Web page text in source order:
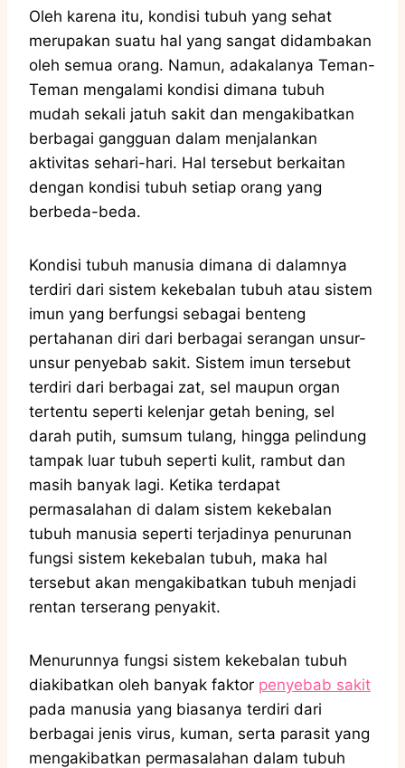
Oleh karena itu, kondisi tubuh yang sehat
merupakan suatu hal yang sangat didambakan
oleh semua orang. Namun, adakalanya Teman-
Teman mengalami kondisi dimana tubuh
mudah sekali jatuh sakit dan mengakibatkan
berbagai gangguan dalam menjalankan
aktivitas sehari-hari. Hal tersebut berkaitan
dengan kondisi tubuh setiap orang yang
berbeda-beda.
Kondisi tubuh manusia dimana di dalamnya
terdiri dari sistem kekebalan tubuh atau sistem
imun yang berfungsi sebagai benteng
pertahanan diri dari berbagai serangan unsur-
unsur penyebab sakit. Sistem imun tersebut
terdiri dari berbagai zat, sel maupun organ
tertentu seperti kelenjar getah bening, sel
darah putih, sumsum tulang, hingga pelindung
tampak luar tubuh seperti kulit, rambut dan
masih banyak lagi. Ketika terdapat
permasalahan di dalam sistem kekebalan
tubuh manusia seperti terjadinya penurunan
fungsi sistem kekebalan tubuh, maka hal
tersebut akan mengakibatkan tubuh menjadi
rentan terserang penyakit.
Menurunnya fungsi sistem kekebalan tubuh
diakibatkan oleh banyak faktor penyebab sakit
pada manusia yang biasanya terdiri dari
berbagai jenis virus, kuman, serta parasit yang
mengakibatkan permasalahan dalam tubuh